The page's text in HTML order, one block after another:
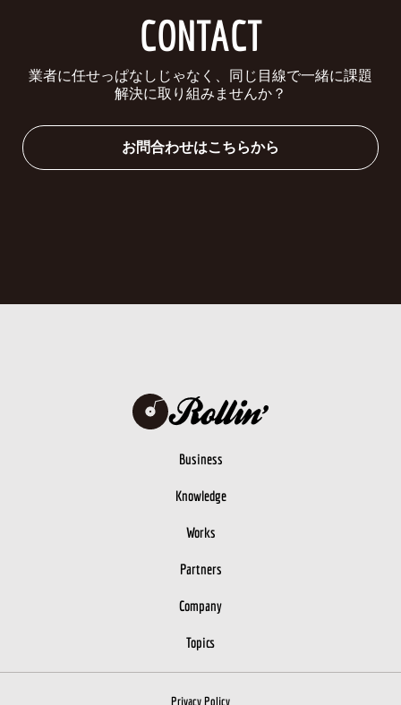
CONTACT
業者に任せっぱなしじゃなく、同じ目線で一緒に課題
解決に取り組みませんか？
お問合わせはこちらから
Business
Knowledge
Works
Partners
Company
Topics
Privacy Policy